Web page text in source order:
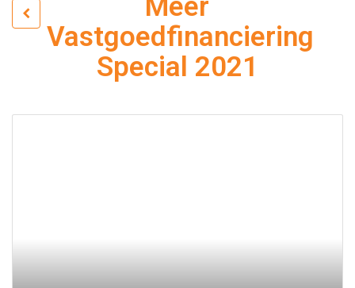
Meer
Vastgoedfinanciering
Special 2021